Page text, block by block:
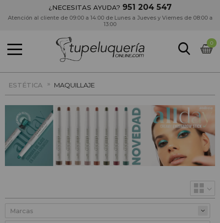
¿NECESITAS AYUDA? 951 204 547
Atención al cliente de 09:00 a 14:00 de Lunes a Jueves y Viernes de 08:00 a
13:00
0
ESTÉTICA » MAQUILLAJE